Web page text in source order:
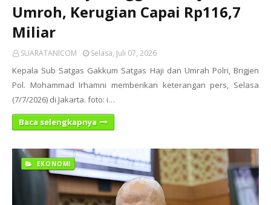
Umroh, Kerugian Capai Rp116,7
Miliar
SUARATANICOM Selasa, Juli 07, 2026
Kepala Sub Satgas Gakkum Satgas Haji dan Umrah Polri, Brigjen
Pol. Mohammad Irhamni memberikan keterangan pers, Selasa
(7/7/2026) di Jakarta. foto: i…
Baca selengkapnya
EKONOMI